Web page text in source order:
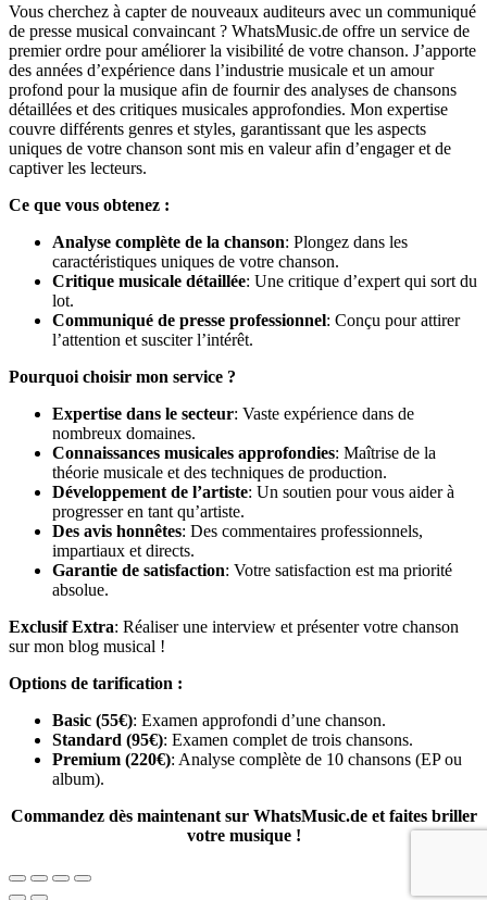
Vous cherchez à capter de nouveaux auditeurs avec un communiqué
de presse musical convaincant ? WhatsMusic.de offre un service de
premier ordre pour améliorer la visibilité de votre chanson. J’apporte
des années d’expérience dans l’industrie musicale et un amour
profond pour la musique afin de fournir des analyses de chansons
détaillées et des critiques musicales approfondies. Mon expertise
couvre différents genres et styles, garantissant que les aspects
uniques de votre chanson sont mis en valeur afin d’engager et de
captiver les lecteurs.
Ce que vous obtenez :
Analyse complète de la chanson: Plongez dans les
caractéristiques uniques de votre chanson.
Critique musicale détaillée: Une critique d’expert qui sort du
lot.
Communiqué de presse professionnel: Conçu pour attirer
l’attention et susciter l’intérêt.
Pourquoi choisir mon service ?
Expertise dans le secteur: Vaste expérience dans de
nombreux domaines.
Connaissances musicales approfondies: Maîtrise de la
théorie musicale et des techniques de production.
Développement de l’artiste: Un soutien pour vous aider à
progresser en tant qu’artiste.
Des avis honnêtes: Des commentaires professionnels,
impartiaux et directs.
Garantie de satisfaction: Votre satisfaction est ma priorité
absolue.
Exclusif Extra: Réaliser une interview et présenter votre chanson
sur mon blog musical !
Options de tarification :
Basic (55€): Examen approfondi d’une chanson.
Standard (95€): Examen complet de trois chansons.
Premium (220€): Analyse complète de 10 chansons (EP ou
album).
Commandez dès maintenant sur WhatsMusic.de et faites briller
votre musique !